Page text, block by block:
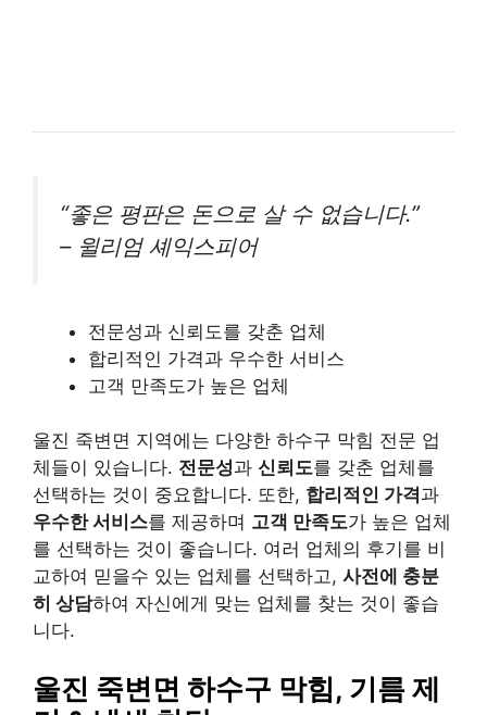
“좋은 평판은 돈으로 살 수 없습니다.”
– 윌리엄 셰익스피어
전문성과 신뢰도를 갖춘 업체
합리적인 가격과 우수한 서비스
고객 만족도가 높은 업체
울진 죽변면 지역에는 다양한 하수구 막힘 전문 업
체들이 있습니다. 전문성과 신뢰도를 갖춘 업체를
선택하는 것이 중요합니다. 또한, 합리적인 가격과
우수한 서비스를 제공하며 고객 만족도가 높은 업체
를 선택하는 것이 좋습니다. 여러 업체의 후기를 비
교하여 믿을수 있는 업체를 선택하고, 사전에 충분
히 상담하여 자신에게 맞는 업체를 찾는 것이 좋습
니다.
울진 죽변면 하수구 막힘, 기름 제